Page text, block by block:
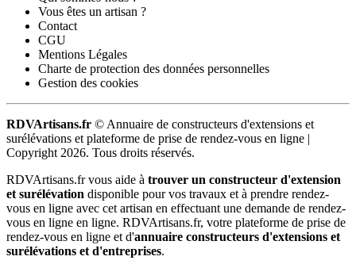
Vous êtes un artisan ?
Contact
CGU
Mentions Légales
Charte de protection des données personnelles
Gestion des cookies
RDVArtisans.fr © Annuaire de constructeurs d'extensions et
surélévations et plateforme de prise de rendez-vous en ligne |
Copyright 2026. Tous droits réservés.
RDVArtisans.fr vous aide à trouver un constructeur d'extension
et surélévation disponible pour vos travaux et à prendre rendez-
vous en ligne avec cet artisan en effectuant une demande de rendez-
vous en ligne en ligne. RDVArtisans.fr, votre plateforme de prise de
rendez-vous en ligne et d'annuaire constructeurs d'extensions et
surélévations et d'entreprises.